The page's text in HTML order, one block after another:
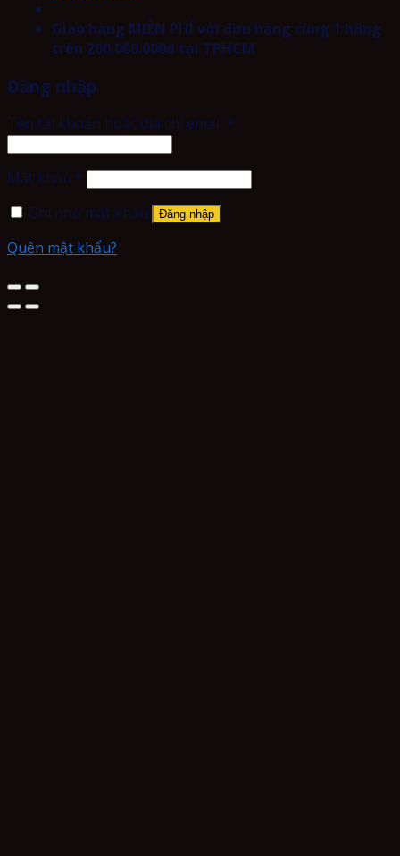
Giao hàng MIỄN PHÍ với đơn hàng cùng 1 hãng
trên 200.000.000đ tại TPHCM
Đăng nhập
Tên tài khoản hoặc địa chỉ email *
Mật khẩu *
Ghi nhớ mật khẩu
Đăng nhập
Quên mật khẩu?